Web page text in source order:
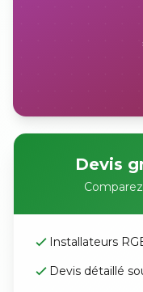
Devis
Installateurs
Devis détaillé